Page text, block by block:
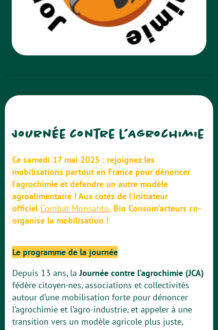
Journée contre l’Agrochimie
Ce samedi 17 mai 2025 : rejoignez les
mobilisations partout en France pour dénoncer
l’agrochimie et défendre un autre modèle
agroalimentaire ! Aux cotés de l’initiateur
officiel Combat Monsanto, Bio Consom’acteurs co-
organise la mobilisation !
Le programme de la journée
Depuis 13 ans, laJournée contre l’agrochimie (JCA)
fédère citoyen·nes, associations et collectivités
autour d’une mobilisation forte pour dénoncer
l’agrochimie et l’agro-industrie, et appeler à une
transition vers un modèle agricole plus juste,